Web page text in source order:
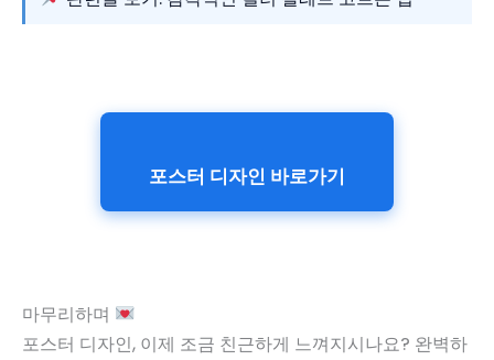
포스터 디자인 바로가기
마무리하며
포스터 디자인, 이제 조금 친근하게 느껴지시나요? 완벽하